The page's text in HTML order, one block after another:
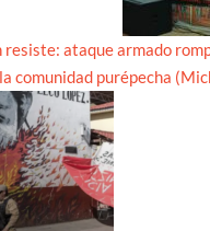
resiste: ataque armado
comunidad purépecha